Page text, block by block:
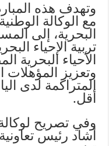
وتهدف هذه
مع الوكالة
البحرية، إلى
تربية الإحياء
الأحياء البحرية
وتعزيز المؤهلات
المتراكمة لدى
أقل.
وفي تصريح لوكالة
أشاد رئيس